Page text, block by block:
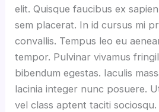
elit. Quisque faucibus ex
sem placerat. In id cursus mi
convallis. Tempus leo eu
tempor. Pulvinar vivamus
bibendum egestas. Iaculis
lacinia integer nunc posuere.
vel class aptent taciti